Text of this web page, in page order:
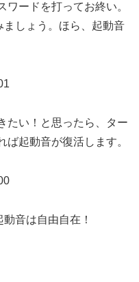
ードを打ってお終い。
しょう。ほら、起動音
たい！と思ったら、ター
ば起動音が復活します。
音は自由自在！